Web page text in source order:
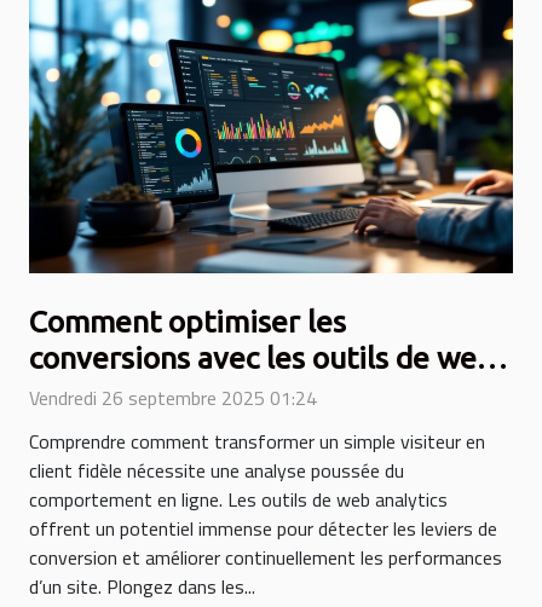
Comment optimiser les
conversions avec les outils de web
analytics ?
Vendredi 26 septembre 2025 01:24
Comprendre comment transformer un simple visiteur en
client fidèle nécessite une analyse poussée du
comportement en ligne. Les outils de web analytics
offrent un potentiel immense pour détecter les leviers de
conversion et améliorer continuellement les performances
d’un site. Plongez dans les...